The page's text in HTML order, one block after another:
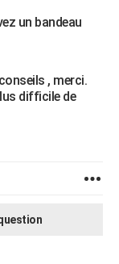
un bandeau
, merci.
difficile de